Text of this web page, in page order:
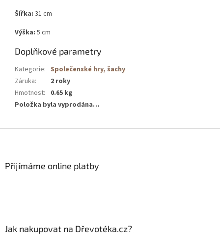
Šířka: 31 cm
Výška: 5 cm
Doplňkové parametry
Kategorie: Společenské hry, šachy
Záruka:
2 roky
Hmotnost:
0.65 kg
Položka byla vyprodána…
Přijímáme online platby
Jak nakupovat na Dřevotéka.cz?